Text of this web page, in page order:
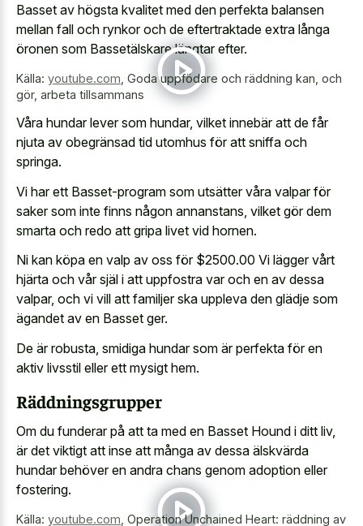
Basset av högsta kvalitet med den perfekta balansen
mellan fall och rynkor och de eftertraktade extra långa
öronen som Bassetälskare längtar efter.
Källa: youtube.com Goda uppfödare och räddning kan, och
gör, arbeta tillsammans
Våra hundar lever som hundar, vilket innebär att de får
njuta av obegränsad tid utomhus för att sniffa och
springa.
Vi har ett Basset-program som utsätter våra valpar för
saker som inte finns någon annanstans, vilket gör dem
smarta och redo att gripa livet vid hornen.
Ni kan köpa en valp av oss för $2500.00 Vi lägger vårt
hjärta och vår själ i att uppfostra var och en av dessa
valpar, och vi vill att familjer ska uppleva den glädje som
ägandet av en Basset ger.
De är robusta, smidiga hundar som är perfekta för en
aktiv livsstil eller ett mysigt hem.
Räddningsgrupper
Om du funderar på att ta med en Basset Hound i ditt liv,
är det viktigt att inse att många av dessa älskvärda
hundar behöver en andra chans genom adoption eller
fostering.
Källa: youtube.com Operation Unchained Heart: räddning av